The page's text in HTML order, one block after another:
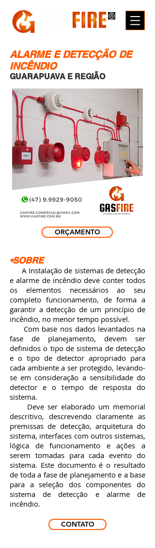
ALARME E DETECÇÃO DE
INCÊNDIO
GUARAPUAVA E REGIÃO
ORÇAMENTO
•SOBRE
A Instalação de sistemas de detecção
e alarme de incêndio deve conter todos
os elementos necessários ao seu
completo funcionamento, de forma a
garantir a detecção de um princípio de
incêndio, no menor tempo possível.
Com base nos dados levantados na
fase de planejamento, devem ser
definidos o tipo de sistema de detecção
e o tipo de detector apropriado para
cada ambiente a ser protegido, levando-
se em consideração a sensibilidade do
detector e o tempo de resposta do
sistema.
Deve ser elaborado um memorial
descritivo, descrevendo claramente as
premissas de detecção, arquitetura do
sistema, interfaces com outros sistemas,
lógica de funcionamento e ações a
serem tomadas para cada evento do
sistema. Este documento é o resultado
de toda a fase de planejamento e a base
para a seleção dos componentes do
sistema de detecção e alarme de
incêndio.
CONTATO